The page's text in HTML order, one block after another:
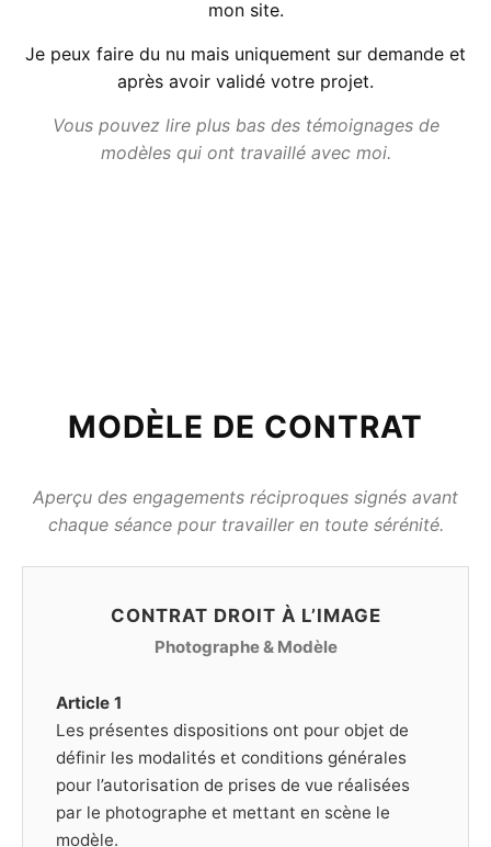
mon site.
Je peux faire du nu mais uniquement sur demande et
après avoir validé votre projet.
Vous pouvez lire plus bas des témoignages de
modèles qui ont travaillé avec moi.
MODÈLE DE CONTRAT
Aperçu des engagements réciproques signés avant
chaque séance pour travailler en toute sérénité.
CONTRAT DROIT À L’IMAGE
Photographe & Modèle
Article 1
Les présentes dispositions ont pour objet de
définir les modalités et conditions générales
pour l’autorisation de prises de vue réalisées
par le photographe et mettant en scène le
modèle.